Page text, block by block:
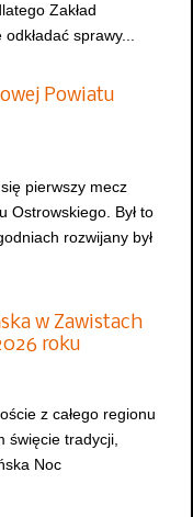
Zakład
sprawy...
Powiatu
pierwszy mecz
Ostrowskiego. Był to
rozwijany był
w Zawistach
roku
z całego regionu
święcie tradycji,
Noc